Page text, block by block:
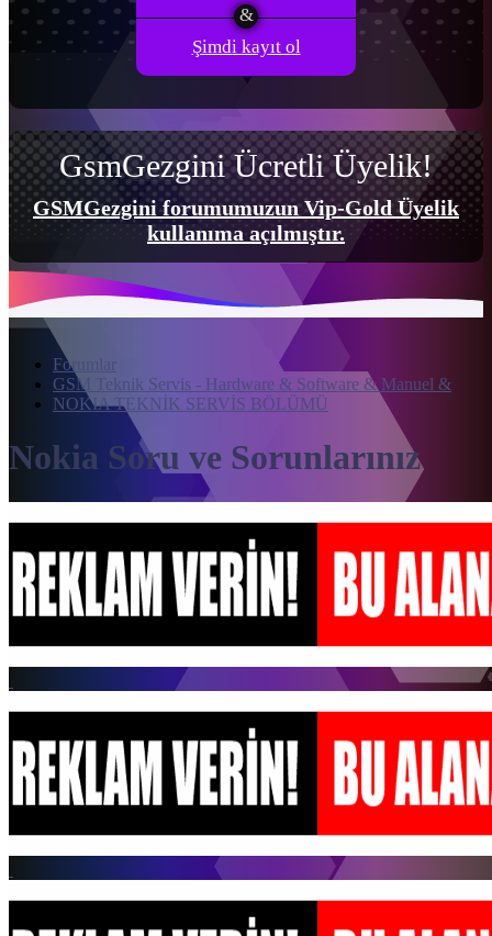
Şimdi kayıt ol
GsmGezgini Ücretli Üyelik!
GSMGezgini forumumuzun Vip-Gold Üyelik
kullanıma açılmıştır.
Forumlar
GSM Teknik Servis - Hardware & Software & Manuel &
NOKIA TEKNİK SERVİS BÖLÜMÜ
Nokia Soru ve Sorunlarınız